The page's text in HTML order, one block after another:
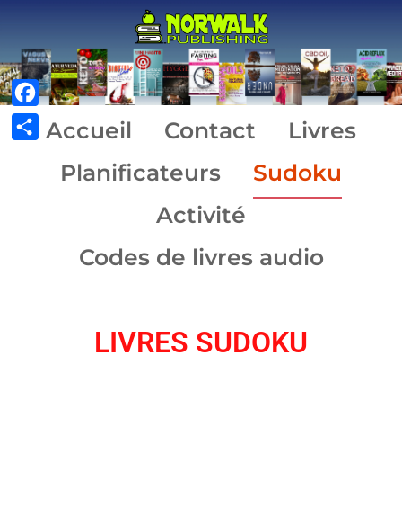
Accueil Contact
Livres
Planificateurs
Sudoku
Activité
Codes de livres audio
LIVRES SUDOKU
Facebook